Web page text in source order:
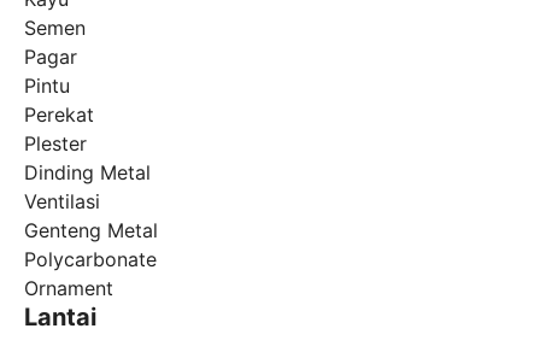
Semen
Pagar
Pintu
Perekat
Plester
Dinding Metal
Ventilasi
Genteng Metal
Polycarbonate
Ornament
Lantai